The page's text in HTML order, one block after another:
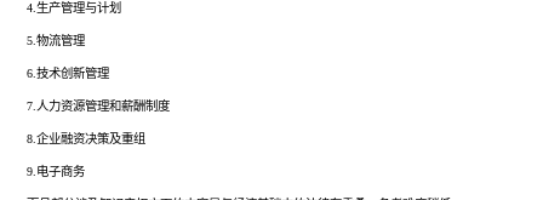
4.生产管理与计划
5.物流管理
6.技术创新管理
7.人力资源管理和薪酬制度
8.企业融资决策及重组
9.电子商务